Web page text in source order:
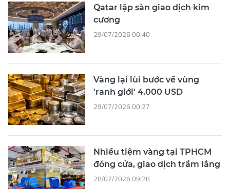
Qatar lập sàn giao dịch kim
cương
29/07/2026 00:40
Vàng lại lùi bước về vùng
'ranh giới' 4.000 USD
29/07/2026 00:27
Nhiều tiệm vàng tại TPHCM
đóng cửa, giao dịch trầm lắng
28/07/2026 09:28